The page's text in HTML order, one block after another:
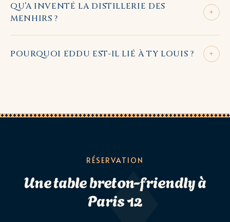
QU’A INVENTÉ LA DISTILLERIE DES
MENHIRS ?
+
POURQUOI EDDU EST-IL LIÉ À TY LOUIS ? +
RÉSERVATION
Une table breton-friendly à
Paris 12